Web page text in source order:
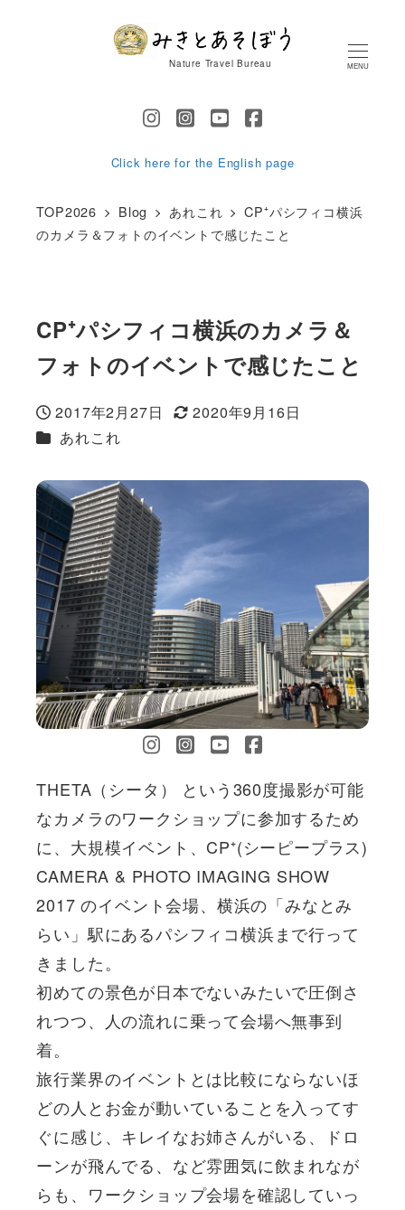
Nature Travel Bureau MENU
Click here for the English page
TOP2026 Blog あれこれ
CP⁺パシフィコ横浜
のカメラ＆フォトのイベントで感じたこと
CP⁺パシフィコ横浜のカメラ＆
フォトのイベントで感じたこと
投稿日
2017年2月27日
更新日
2020年9月16日
カテゴリー
あれこれ
THETA（シータ） という360度撮影が可能
なカメラのワークショップに参加するため
に、大規模イベント、CP⁺(シーピープラス)
CAMERA & PHOTO IMAGING SHOW
2017 のイベント会場、横浜の「みなとみ
らい」駅にあるパシフィコ横浜まで行って
きました。
初めての景色が日本でないみたいで圧倒さ
れつつ、人の流れに乗って会場へ無事到
着。
旅行業界のイベントとは比較にならないほ
どの人とお金が動いていることを入ってす
ぐに感じ、キレイなお姉さんがいる、ドロ
ーンが飛んでる、など雰囲気に飲まれなが
らも、ワークショップ会場を確認していっ